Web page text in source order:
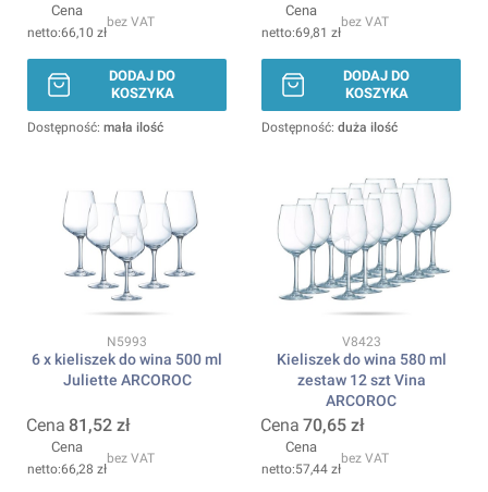
Cena
66,10 zł
bez VAT
DODAJ DO
KOSZYKA
Dostępność: mała ilość
Cena
69,81 zł
bez VAT
DODAJ DO
KOSZYKA
Dostępność: duża ilość
Kod produktu
N5993
6 x kieliszek do wina 500 ml
Juliette ARCOROC
Cena 81,52 zł
Cena
66,28 zł
bez VAT
Kod produktu
V8423
Kieliszek do wina 580 ml
zestaw 12 szt Vina
ARCOROC
Cena 70,65 zł
Cena
57,44 zł
bez VAT